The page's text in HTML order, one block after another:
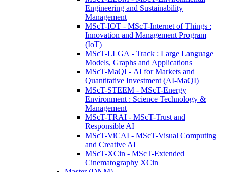
Engineering and Sustainability
Management
MScT-IOT - MScT-Internet of Things :
Innovation and Management Program
(IoT)
MScT-LLGA - Track : Large Language
Models, Graphs and Applications
MScT-MaQI - AI for Markets and
Quantitative Investment (AI-MaQI)
MScT-STEEM - MScT-Energy
Environment : Science Technology &
Management
MScT-TRAI - MScT-Trust and
Responsible AI
MScT-ViCAI - MScT-Visual Computing
and Creative AI
MScT-XCin - MScT-Extended
Cinematography XCin